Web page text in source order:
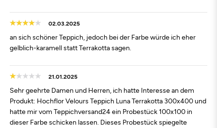
02.03.2025
an sich schöner Teppich, jedoch bei der Farbe würde ich eher
gelblich-karamell statt Terrakotta sagen.
21.01.2025
Sehr geehrte Damen und Herren, ich hatte Interesse an dem
Produkt: Hochflor Velours Teppich Luna Terrakotta 300x400 und
hatte mir vom Teppichversand24 ein Probestück 100x100 in
dieser Farbe schicken lassen. Dieses Probestück spiegelte